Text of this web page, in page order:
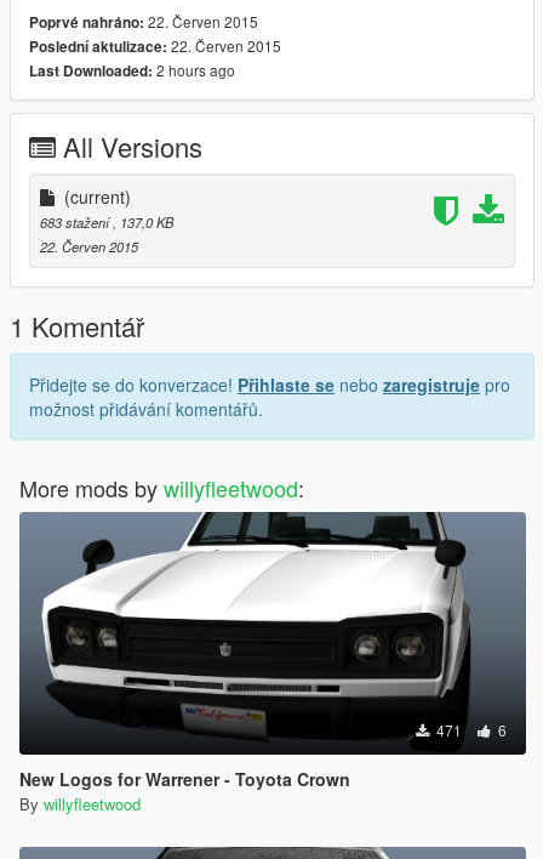
Poprvé nahráno: 22. Červen 2015
Poslední aktulizace: 22. Červen 2015
Last Downloaded: 2 hours ago
All Versions
(current)
683 stažení, 137,0 KB
22. Červen 2015
1 Komentář
Přidejte se do konverzace! Přihlaste se nebo zaregistruje pro
možnost přidávání komentářů.
More mods bywillyfleetwood:
471 6
New Logos for Warrener - Toyota Crown
By willyfleetwood